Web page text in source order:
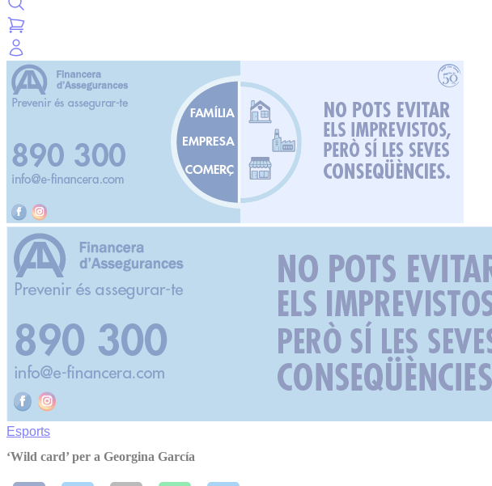
Esports
‘Wild card’ per a Georgina García